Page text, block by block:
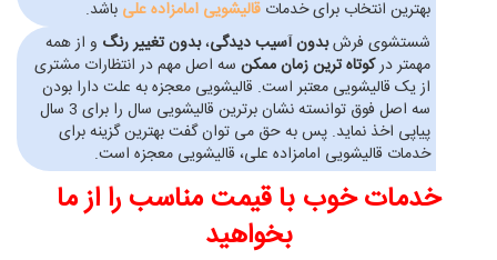
بهترین انتخاب برای خدمات قالیشویی امامزاده علی باشد.
شستشوی فرشبدون آسیب دیدگی،بدون تغییر رنگ و از همه
مهمتر درکوتاه ترین زمان ممکن سه اصل مهم در انتظارات مشتری
از یک قالیشویی معتبر است. قالیشویی معجزه به علت دارا بودن
سه اصل فوق توانسته نشان برترین قالیشویی سال را برای 3 سال
پیاپی اخذ نماید. پس به حق می توان گفت بهترین گزینه برای
خدمات قالیشویی امامزاده علی، قالیشویی معجزه است.
خدمات خوب با قیمت مناسب را از ما
بخواهید